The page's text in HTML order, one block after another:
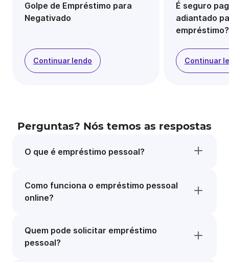
Golpe de Empréstimo para
Negativado
Continuar lendo
É seguro
adiantado
empréstimo?
Continuar
Perguntas? Nós temos as respostas
O que é empréstimo pessoal?
Como funciona o empréstimo pessoal
online?
Quem pode solicitar empréstimo
pessoal?